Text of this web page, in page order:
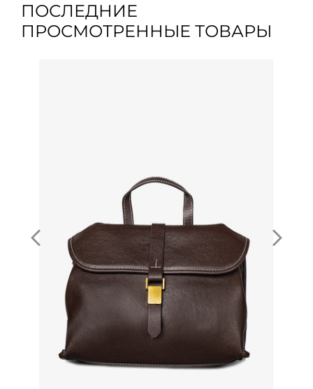
ПОСЛЕДНИЕ
ПРОСМОТРЕННЫЕ ТОВАРЫ